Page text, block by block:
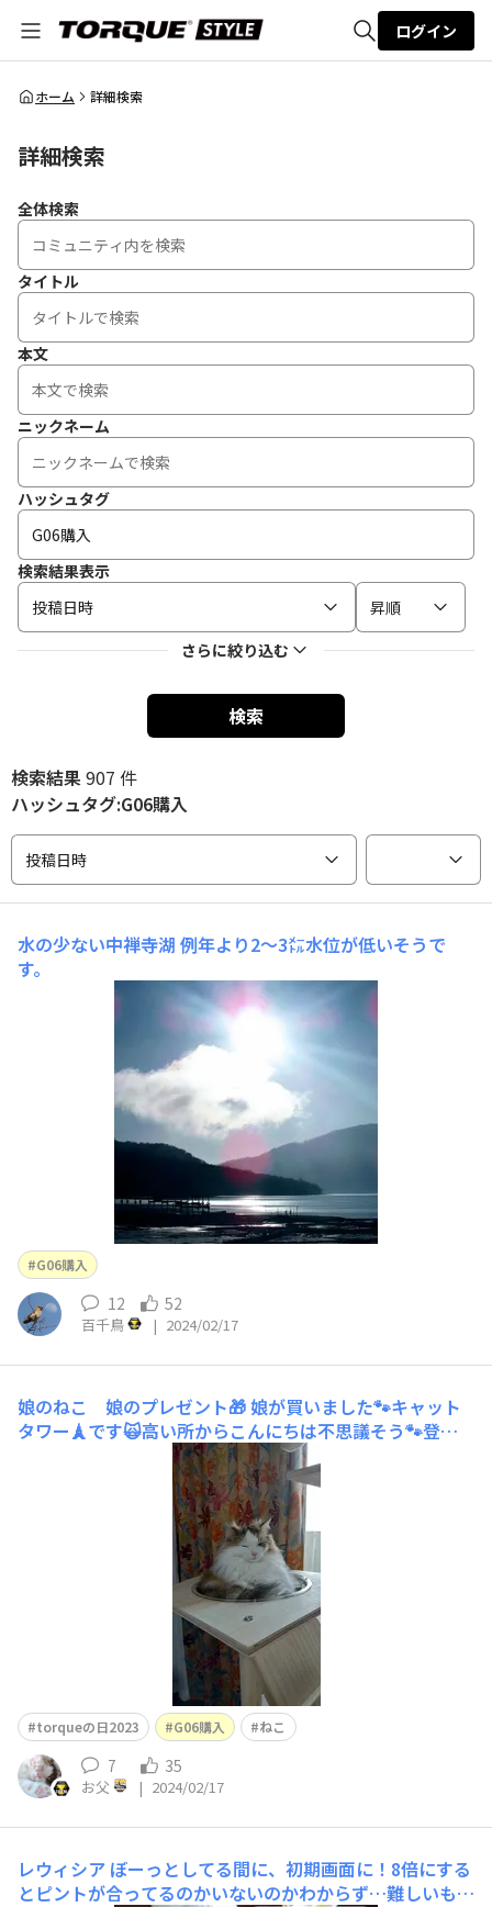
全体検索
ログイン
ホーム 詳細検索
詳細検索
全体検索
タイトル
本文
ニックネーム
ハッシュタグ
検索結果表示
投稿日時
昇順
さらに絞り込む
検索
検索結果907 件
ハッシュタグ:G06購入
投稿日時
水の少ない中禅寺湖 例年より2〜3㍍水位が低いそうで
す。
G06購入
12 52
百千鳥 | 2024/02/17
娘のねこ 娘のプレゼント🎁娘が買いました🐾キャット
タワー🗼です🙀高い所からこんにちは不思議そう🐾登っ
たり😽降りたり😸楽しんでます😵‍💫メタボ解消に🙀現在５k
torqueの日2023 G06購入 ねこ
7 35
お父 | 2024/02/17
レウィシア ぼーっとしてる間に、初期画面に！8倍にする
とピントが合ってるのかいないのかわからず…難しいもの